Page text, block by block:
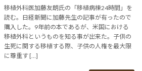
移植外科医加藤友朗氏の「移植病棟24時間」を
読む。日経新聞に加藤先生の記事が有ったので
購入した。9年前の本であるが、米国における
移植外科というものを知る事が出来た。子供の
生死に関する移植する際、子供の人権を最大限
に尊重す […]